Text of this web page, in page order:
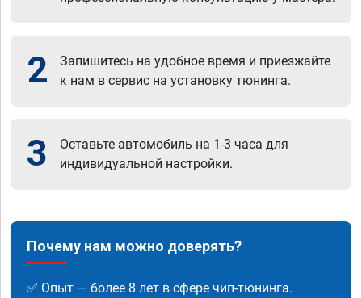
2
Запишитесь на удобное время и приезжайте
к нам в сервис на установку тюнинга.
3
Оставьте автомобиль на 1-3 часа для
индивидуальной настройки.
Почему нам можно доверять?
✅ Опыт — более 8 лет в сфере чип-тюнинга.